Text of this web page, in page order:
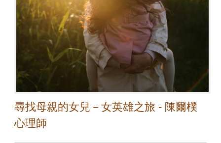
尋找母親的女兒－女英雄之旅 - 陳爾樸
心理師